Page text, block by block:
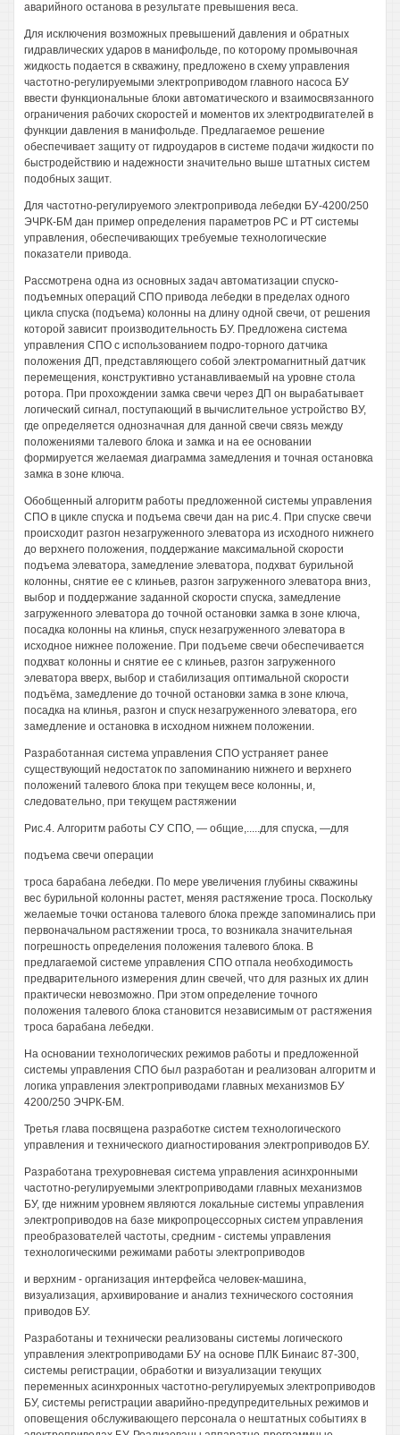
аварийного останова в результате превышения веса.
Для исключения возможных превышений давления и обратных
гидравлических ударов в манифольде, по которому промывочная
жидкость подается в скважину, предложено в схему управления
частотно-регулируемыми электроприводом главного насоса БУ
ввести функциональные блоки автоматического и взаимосвязанного
ограничения рабочих скоростей и моментов их электродвигателей в
функции давления в манифольде. Предлагаемое решение
обеспечивает защиту от гидроударов в системе подачи жидкости по
быстродействию и надежности значительно выше штатных систем
подобных защит.
Для частотно-регулируемого электропривода лебедки БУ-4200/250
ЭЧРК-БМ дан пример определения параметров РС и РТ системы
управления, обеспечивающих требуемые технологические
показатели привода.
Рассмотрена одна из основных задач автоматизации спуско-
подъемных операций СПО привода лебедки в пределах одного
цикла спуска (подъема) колонны на длину одной свечи, от решения
которой зависит производительность БУ. Предложена система
управления СПО с использованием подро-торного датчика
положения ДП, представляющего собой электромагнитный датчик
перемещения, конструктивно устанавливаемый на уровне стола
ротора. При прохождении замка свечи через ДП он вырабатывает
логический сигнал, поступающий в вычислительное устройство ВУ,
где определяется однозначная для данной свечи связь между
положениями талевого блока и замка и на ее основании
формируется желаемая диаграмма замедления и точная остановка
замка в зоне ключа.
Обобщенный алгоритм работы предложенной системы управления
СПО в цикле спуска и подъема свечи дан на рис.4. При спуске свечи
происходит разгон незагруженного элеватора из исходного нижнего
до верхнего положения, поддержание максимальной скорости
подъема элеватора, замедление элеватора, подхват бурильной
колонны, снятие ее с клиньев, разгон загруженного элеватора вниз,
выбор и поддержание заданной скорости спуска, замедление
загруженного элеватора до точной остановки замка в зоне ключа,
посадка колонны на клинья, спуск незагруженного элеватора в
исходное нижнее положение. При подъеме свечи обеспечивается
подхват колонны и снятие ее с клиньев, разгон загруженного
элеватора вверх, выбор и стабилизация оптимальной скорости
подъёма, замедление до точной остановки замка в зоне ключа,
посадка на клинья, разгон и спуск незагруженного элеватора, его
замедление и остановка в исходном нижнем положении.
Разработанная система управления СПО устраняет ранее
существующий недостаток по запоминанию нижнего и верхнего
положений талевого блока при текущем весе колонны, и,
следовательно, при текущем растяжении
Рис.4. Алгоритм работы СУ СПО, — общие,.....для спуска, —для
подъема свечи операции
троса барабана лебедки. По мере увеличения глубины скважины
вес бурильной колонны растет, меняя растяжение троса. Поскольку
желаемые точки останова талевого блока прежде запоминались при
первоначальном растяжении троса, то возникала значительная
погрешность определения положения талевого блока. В
предлагаемой системе управления СПО отпала необходимость
предварительного измерения длин свечей, что для разных их длин
практически невозможно. При этом определение точного
положения талевого блока становится независимым от растяжения
троса барабана лебедки.
На основании технологических режимов работы и предложенной
системы управления СПО был разработан и реализован алгоритм и
логика управления электроприводами главных механизмов БУ
4200/250 ЭЧРК-БМ.
Третья глава посвящена разработке систем технологического
управления и технического диагностирования электроприводов БУ.
Разработана трехуровневая система управления асинхронными
частотно-регулируемыми электроприводами главных механизмов
БУ, где нижним уровнем являются локальные системы управления
электроприводов на базе микропроцессорных систем управления
преобразователей частоты, средним - системы управления
технологическими режимами работы электроприводов
и верхним - организация интерфейса человек-машина,
визуализация, архивирование и анализ технического состояния
приводов БУ.
Разработаны и технически реализованы системы логического
управления электроприводами БУ на основе ПЛК Бинаис 87-300,
системы регистрации, обработки и визуализации текущих
переменных асинхронных частотно-регулируемых электроприводов
БУ, системы регистрации аварийно-предупредительных режимов и
оповещения обслуживающего персонала о нештатных событиях в